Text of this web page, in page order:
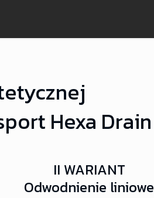
Hexa Drain
II WARIANT
Odwodnienie liniowe